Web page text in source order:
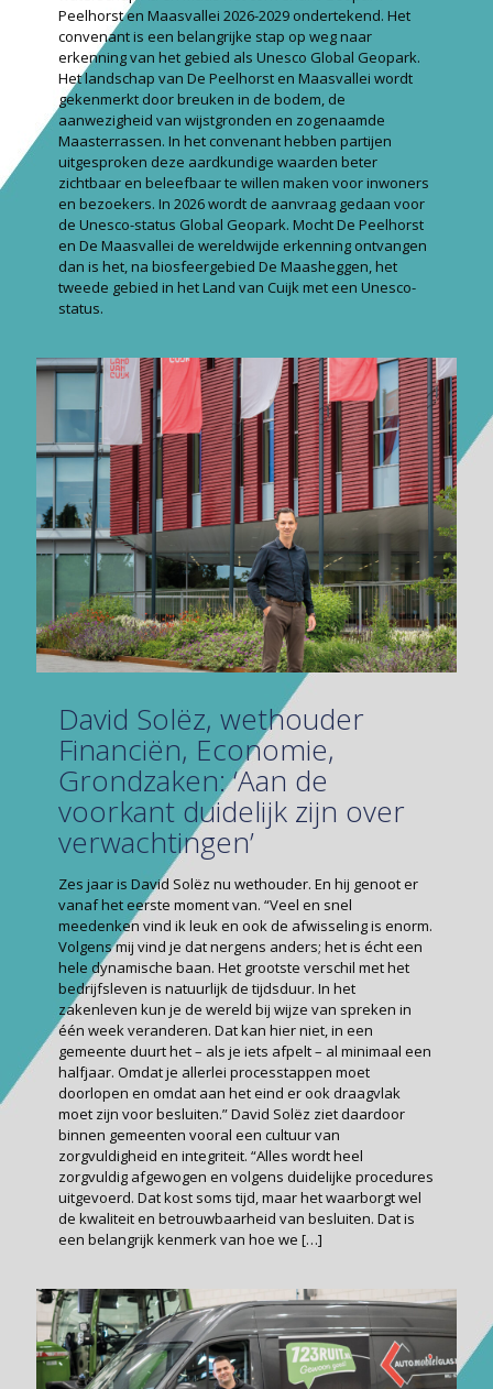
Peelhorst en Maasvallei 2026-2029 ondertekend. Het
convenant is een belangrijke stap op weg naar
erkenning van het gebied als Unesco Global Geopark.
Het landschap van De Peelhorst en Maasvallei wordt
gekenmerkt door breuken in de bodem, de
aanwezigheid van wijstgronden en zogenaamde
Maasterrassen. In het convenant hebben partijen
uitgesproken deze aardkundige waarden beter
zichtbaar en beleefbaar te willen maken voor inwoners
en bezoekers. In 2026 wordt de aanvraag gedaan voor
de Unesco-status Global Geopark. Mocht De Peelhorst
en De Maasvallei de wereldwijde erkenning ontvangen
dan is het, na biosfeergebied De Maasheggen, het
tweede gebied in het Land van Cuijk met een Unesco-
status.
David Solëz, wethouder
Financiën, Economie,
Grondzaken: ‘Aan de
voorkant duidelijk zijn over
verwachtingen’
Zes jaar is David Solëz nu wethouder. En hij genoot er
vanaf het eerste moment van. “Veel en snel
meedenken vind ik leuk en ook de afwisseling is enorm.
Volgens mij vind je dat nergens anders; het is écht een
hele dynamische baan. Het grootste verschil met het
bedrijfsleven is natuurlijk de tijdsduur. In het
zakenleven kun je de wereld bij wijze van spreken in
één week veranderen. Dat kan hier niet, in een
gemeente duurt het – als je iets afpelt – al minimaal een
halfjaar. Omdat je allerlei processtappen moet
doorlopen en omdat aan het eind er ook draagvlak
moet zijn voor besluiten.” David Solëz ziet daardoor
binnen gemeenten vooral een cultuur van
zorgvuldigheid en integriteit. “Alles wordt heel
zorgvuldig afgewogen en volgens duidelijke procedures
uitgevoerd. Dat kost soms tijd, maar het waarborgt wel
de kwaliteit en betrouwbaarheid van besluiten. Dat is
een belangrijk kenmerk van hoe we […]